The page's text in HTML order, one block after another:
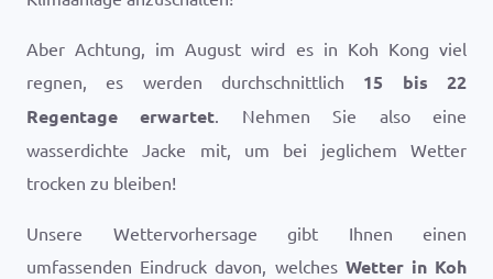
Aber Achtung, im August wird es in Koh Kong viel
regnen, es werden durchschnittlich 15 bis 22
Regentage erwartet. Nehmen Sie also eine
wasserdichte Jacke mit, um bei jeglichem Wetter
trocken zu bleiben!
Unsere Wettervorhersage gibt Ihnen einen
umfassenden Eindruck davon, welches Wetter in Koh